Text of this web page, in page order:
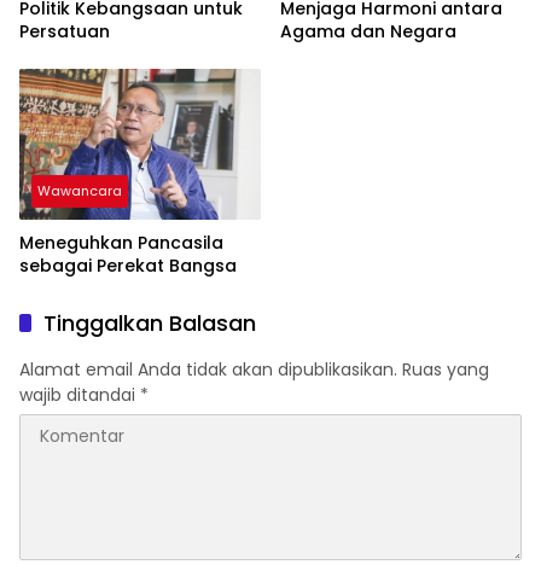
Politik Kebangsaan untuk
Persatuan
Menjaga Harmoni antara
Agama dan Negara
Wawancara
Meneguhkan Pancasila
sebagai Perekat Bangsa
Tinggalkan Balasan
Alamat email Anda tidak akan dipublikasikan. Ruas yang
wajib ditandai *